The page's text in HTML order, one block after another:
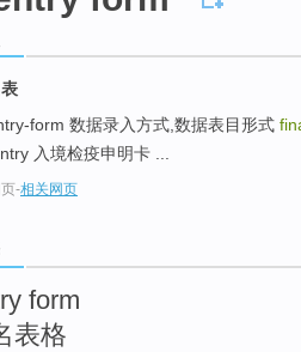
form 数据录入方式,数据表目形式
入境检疫申明卡 ...
-相关网页
form
表格